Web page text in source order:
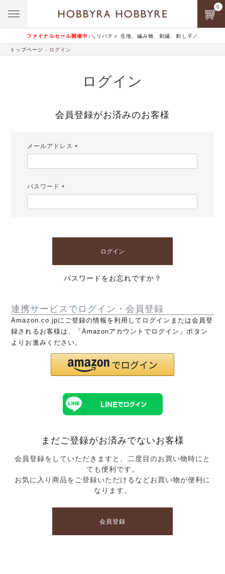
ファイナルセール開催中♪ ＼リバティ 生地、編み物、刺繍、刺し子／
0
トップページ ログイン
ログイン
会員登録がお済みのお客様
メールアドレス
パスワード
ログイン
パスワードをお忘れですか？
連携サービスでログイン・会員登録
Amazon.co.jpにご登録の情報を利用してログインまたは会員登
録されるお客様は、「Amazonアカウントでログイン」ボタン
よりお進みください。
まだご登録がお済みでないお客様
会員登録をしていただきますと、二度目のお買い物時にと
ても便利です。
お気に入り商品をご登録いただけるなどお買い物が便利に
なります。
会員登録